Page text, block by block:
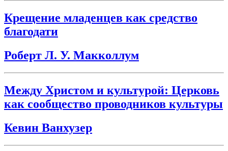
Крещение младенцев как средство
благодати
Роберт Л. У. Макколлум
Между Христом и культурой: Церковь
как сообщество проводников культуры
Кевин Ванхузер